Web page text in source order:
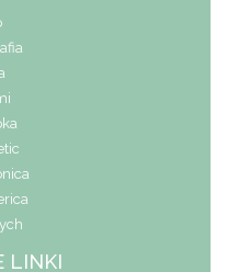
LINKI